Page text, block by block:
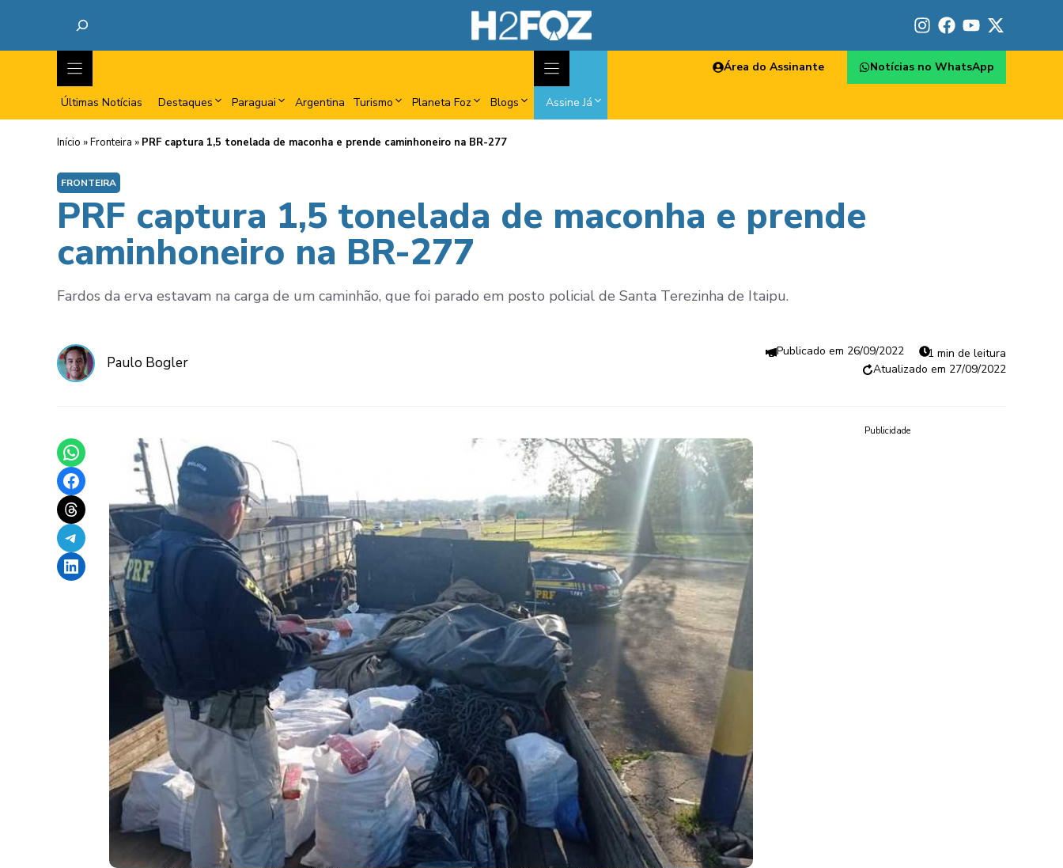
Últimas Notícias Destaques Paraguai Argentina Turismo Planeta Foz Blogs Assine Já
Área do Assinante Notícias no WhatsApp
Início »Fronteira » PRF captura 1,5 tonelada de maconha e prende caminhoneiro na BR-277
FRONTEIRA
PRF captura 1,5 tonelada de maconha e prende
caminhoneiro na BR-277
Fardos da erva estavam na carga de um caminhão, que foi parado em posto policial de Santa Terezinha de Itaipu.
Paulo Bogler
26/09/2022
1 min de leitura
27/09/2022
Share on WhatsApp
Share on Facebook
Share on Threads
Share on Telegram
Share on LinkedIn
Publicidade